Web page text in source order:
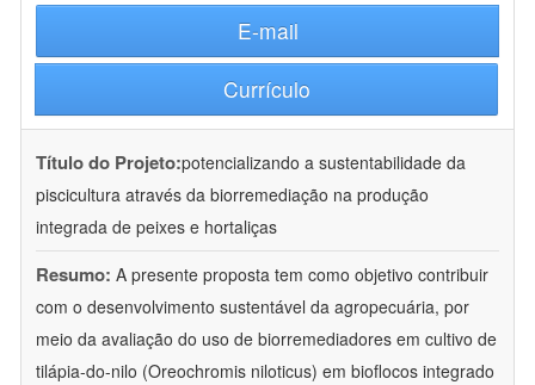
E-mail
Currículo
Título do Projeto:potencializando a sustentabilidade da
piscicultura através da biorremediação na produção
integrada de peixes e hortaliças
Resumo: A presente proposta tem como objetivo contribuir
com o desenvolvimento sustentável da agropecuária, por
meio da avaliação do uso de biorremediadores em cultivo de
tilápia-do-nilo (Oreochromis niloticus) em bioflocos integrado